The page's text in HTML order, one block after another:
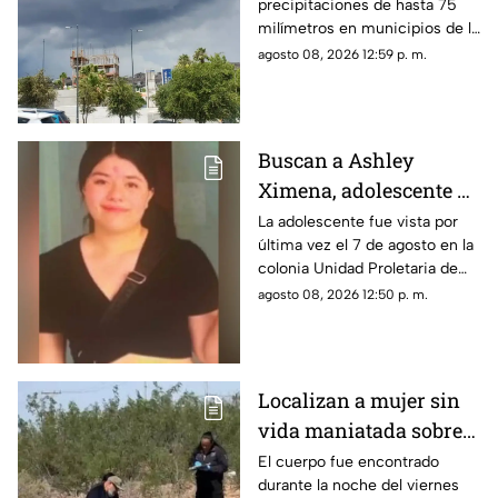
39°C para este fin de
semana en Chihuahua
precipitaciones de hasta 75
milímetros en municipios de la
zona suroeste, además de
agosto 08, 2026 12:59 p. m.
Buscan a Ashley
Ximena, adolescente de
16 años desaparecida
en la colonia Unidad
Proletaria
La adolescente fue vista por
última vez el 7 de agosto en la
colonia Unidad Proletaria de
Chihuahua capital.
agosto 08, 2026 12:50 p. m.
Localizan a mujer sin
vida maniatada sobre
la carretera Juárez-
Porvenir
El cuerpo fue encontrado
durante la noche del viernes